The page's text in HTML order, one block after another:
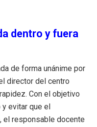
dentro y fuera
de forma unánime por
director del centro
Con el objetivo
evitar que el
el responsable docente